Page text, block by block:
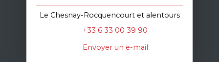
Le Chesnay-Rocquencourt et alentours
+33 6 33 00 39 90
Envoyer un e-mail